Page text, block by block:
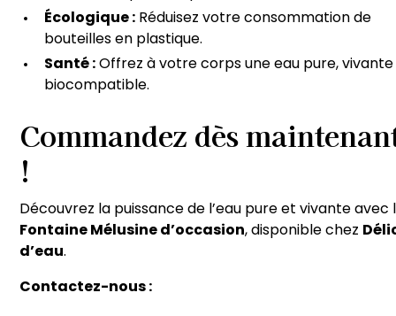
Écologique : Réduisez votre consommation de
bouteilles en plastique.
Santé : Offrez à votre corps une eau pure,
biocompatible.
Commandez dès
!
Découvrez la puissance de l’eau pure et vivante avec
Fontaine Mélusine d’occasion, disponible chez
d’eau.
Contactez-nous :